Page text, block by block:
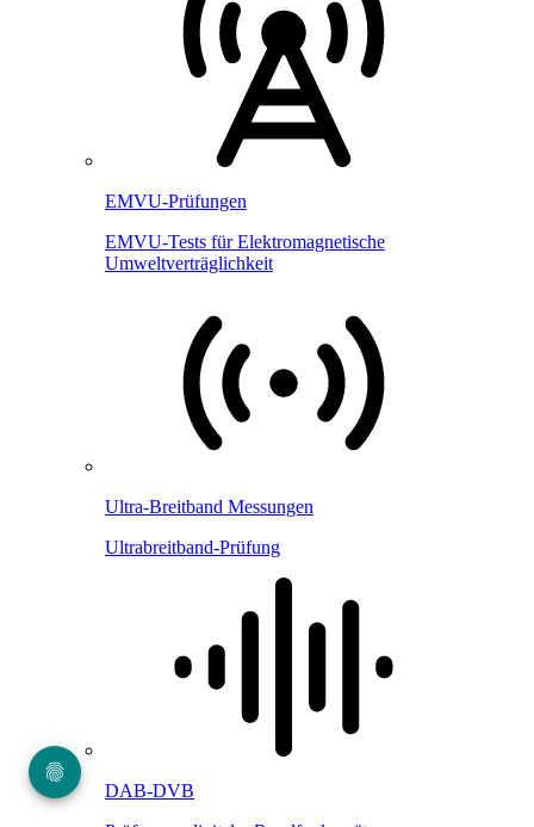
EMVU-Prüfungen
EMVU-Tests für Elektromagnetische
Umweltverträglichkeit
Ultra-Breitband Messungen
Ultrabreitband-Prüfung
DAB-DVB